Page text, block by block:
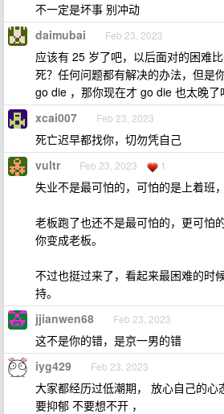
不一定是坏事 别冲动
daimubai Feb 23, 2023
应该有 25 岁了吧，以后面对的困难
死？任何问题都有解决的办法，但是
go die ，那你现在才 go die 也太晚了
xcai007 Feb 23, 2023
死亡迟早都找你，切勿凭自己
vultr Feb 23, 2023 1
失业不是最可怕的，可怕的是上着班
老板跑了也还不是最可怕的，更可怕
你变成老板。
不过也挺过来了，看起来最困难的时
持。
jjianwen68 Feb 23, 2023
这不是你的错，是京一男的错
iyg429 Feb 23, 2023
大家都经历过低潮期， 放心自己的心
要抑郁 不要想不开 ，